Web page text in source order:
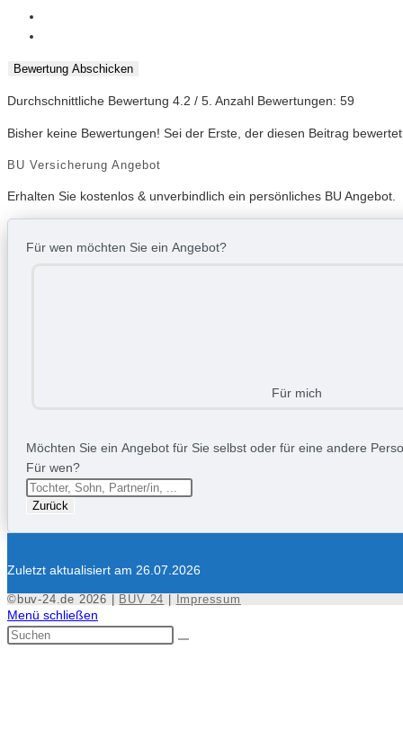
Bewertung Abschicken
Durchschnittliche Bewertung 4.2 / 5. Anzahl Bewertungen: 59
Bisher keine Bewertungen! Sei der Erste, der diesen Beitrag
BU Versicherung Angebot
Erhalten Sie kostenlos & unverbindlich ein persönliches BU Angebot.
Für wen möchten Sie ein Angebot?
Für mich
Möchten Sie ein Angebot für Sie selbst oder für eine andere
Für wen?
Zurück
Zuletzt aktualisiert am 26.07.2026
©buv-24.de 2026 | BUV 24 Impressum
Menü schließen